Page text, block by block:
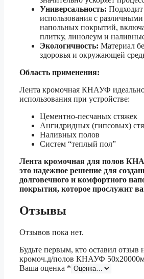
Универсальность: Подходит
использования с
напольных покрытий,
плитку, линолеум и
Экологичность: Материал
здоровья и окружающей
Область применения:
Лента кромочная КНАУФ
использования при устройстве:
Цементно-песчаных стяжек
Ангидридных (гипсовых)
Наливных полов
Систем “теплый пол”
Лента кромочная для полов
это надежное решение для
долговечного и комфортного
покрытия, которое прослужит
Отзывы
Отзывов пока нет.
Будьте первым, кто оставил отзыв
кромоч.д/полов КНАУФ
Ваша оценка *